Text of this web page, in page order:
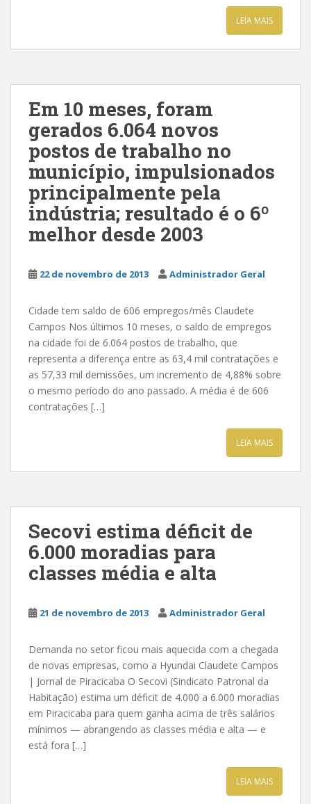
LEIA MAIS
Em 10 meses, foram
gerados 6.064 novos
postos de trabalho no
município, impulsionados
principalmente pela
indústria; resultado é o 6º
melhor desde 2003
22 de novembro de 2013 Administrador Geral
Cidade tem saldo de 606 empregos/mês Claudete
Campos Nos últimos 10 meses, o saldo de empregos
na cidade foi de 6.064 postos de trabalho, que
representa a diferença entre as 63,4 mil contratações e
as 57,33 mil demissões, um incremento de 4,88% sobre
o mesmo período do ano passado. A média é de 606
contratações […]
LEIA MAIS
Secovi estima déficit de
6.000 moradias para
classes média e alta
21 de novembro de 2013 Administrador Geral
Demanda no setor ficou mais aquecida com a chegada
de novas empresas, como a Hyundai Claudete Campos
| Jornal de Piracicaba O Secovi (Sindicato Patronal da
Habitação) estima um déficit de 4.000 a 6.000 moradias
em Piracicaba para quem ganha acima de três salários
mínimos — abrangendo as classes média e alta — e
está fora […]
LEIA MAIS